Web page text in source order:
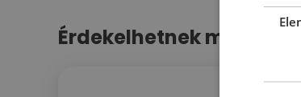
Érdekelhetnek még…